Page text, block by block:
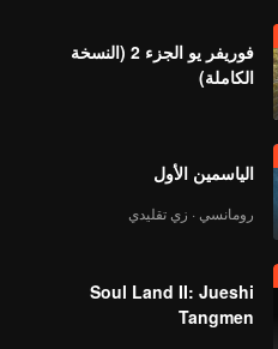
Overview
Episode 8(Part 2):
فوريفر يو الجزء 2 (النسخة
الكاملة)
الياسمين الأول
رومانسي · زي تقليدي
Soul Land II: Jueshi
Tangmen